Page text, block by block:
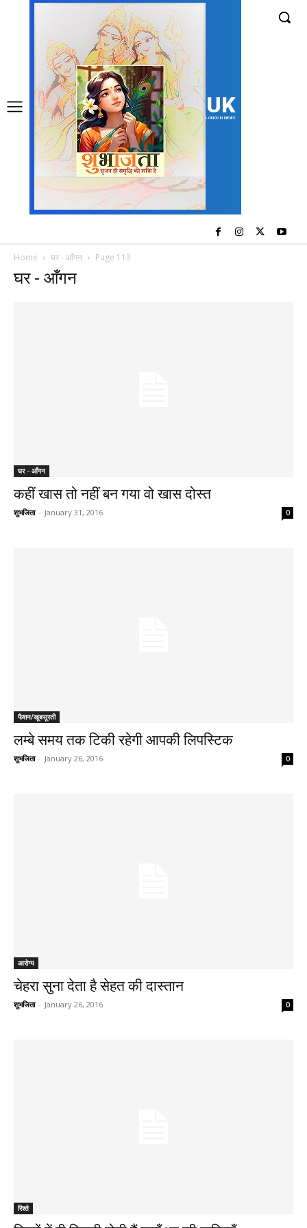
UK
LONDON NEWS
Home घर - आँगन Page 113
घर - आँगन
घर - आँगन
कहीं खास तो नहीं बन गया वो खास दोस्त
शुभजिता - January 31, 2016 0
फैशन/खूबसूरती
लम्बे समय तक टिकी रहेगी आपकी लिपस्टिक
शुभजिता - January 26, 2016 0
आरोग्य
चेहरा सुना देता है सेहत की दास्तान
शुभजिता - January 26, 2016 0
रिश्ते